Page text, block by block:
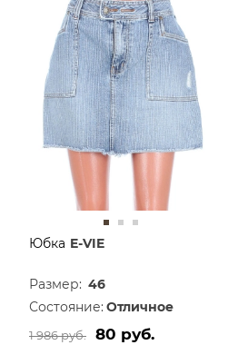
Юбка E-VIE
Размер: 46
Состояние: Отличное
1 986 руб. 80 руб.